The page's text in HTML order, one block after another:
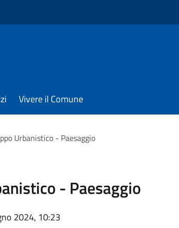
Vivere il Comune
Urbanistico - Paesaggio
- Paesaggio
2024, 10:23